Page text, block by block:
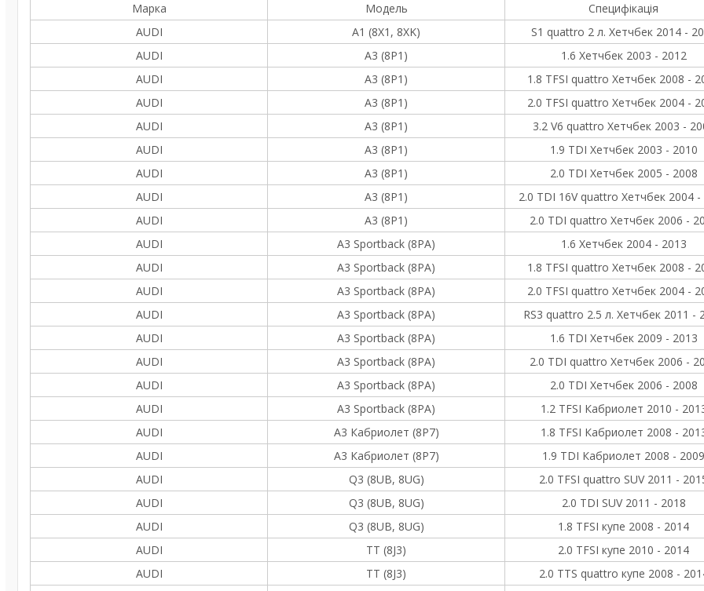
Марка Модель
Специфікація
AUDI
A1 (8X1, 8XK)
S1 quattro 2 л. Хетчбек 2014 -
AUDI
A3 (8P1)
1.6 Хетчбек 2003 - 2012
AUDI
A3 (8P1)
1.8 TFSI quattro Хетчбек 2008 -
AUDI
A3 (8P1)
2.0 TFSI quattro Хетчбек 2004 -
AUDI
A3 (8P1)
3.2 V6 quattro Хетчбек 2003 -
AUDI
A3 (8P1)
1.9 TDI Хетчбек 2003 - 2010
AUDI
A3 (8P1)
2.0 TDI Хетчбек 2005 - 2008
AUDI
A3 (8P1)
2.0 TDI 16V quattro Хетчбек 2004 -
AUDI
A3 (8P1)
2.0 TDI quattro Хетчбек 2006 -
AUDI
A3 Sportback (8PA)
1.6 Хетчбек 2004 - 2013
AUDI
A3 Sportback (8PA)
1.8 TFSI quattro Хетчбек 2008 -
AUDI
A3 Sportback (8PA)
2.0 TFSI quattro Хетчбек 2004 -
AUDI
A3 Sportback (8PA)
RS3 quattro 2.5 л. Хетчбек 2011 -
AUDI
A3 Sportback (8PA)
1.6 TDI Хетчбек 2009 - 2013
AUDI
A3 Sportback (8PA)
2.0 TDI quattro Хетчбек 2006 -
AUDI
A3 Sportback (8PA)
2.0 TDI Хетчбек 2006 - 2008
AUDI
A3 Sportback (8PA)
1.2 TFSI Кабриолет 2010 -
AUDI
A3 Кабриолет (8P7)
1.8 TFSI Кабриолет 2008 -
AUDI
A3 Кабриолет (8P7)
1.9 TDI Кабриолет 2008 - 2009
AUDI
Q3 (8UB, 8UG)
2.0 TFSI quattro SUV 2011 -
AUDI
Q3 (8UB, 8UG)
2.0 TDI SUV 2011 - 2018
AUDI
Q3 (8UB, 8UG)
1.8 TFSI купе 2008 - 2014
AUDI
TT (8J3)
2.0 TFSI купе 2010 - 2014
AUDI
TT (8J3)
2.0 TTS quattro купе 2008 -